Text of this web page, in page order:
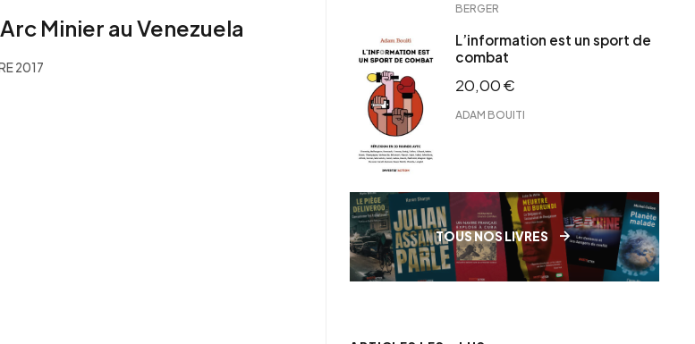
Minier au Venezuela
2017
BERGER
L’information est un sport de
combat
20,00€
ADAM BOUITI
TOUS NOS LIVRES